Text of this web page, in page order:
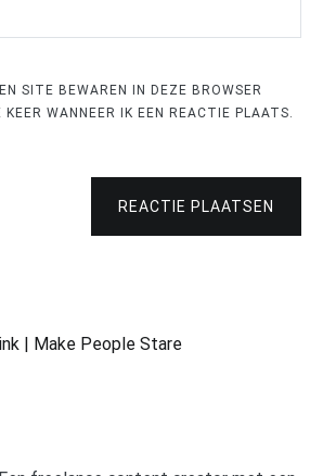
SITE BEWAREN IN DEZE BROWSER
KEER WANNEER IK EEN REACTIE PLAATS.
REACTIE PLAATSEN